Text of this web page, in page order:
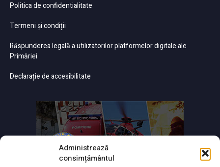
Administrează
consimțământul
Politica de confidentialitate
Termeni și condiții
Răspunderea legală a utilizatorilor platformelor digitale ale
Primăriei
Declarație de accesibilitate